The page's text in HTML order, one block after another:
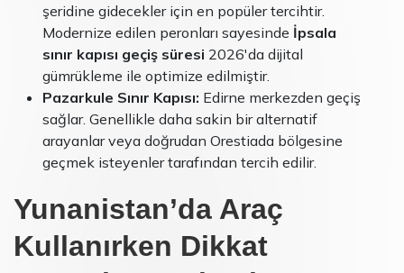
şeridine gidecekler için en popüler tercihtir.
Modernize edilen peronları sayesinde İpsala
sınır kapısı geçiş süresi 2026'da dijital
gümrükleme ile optimize edilmiştir.
Pazarkule Sınır Kapısı: Edirne merkezden geçiş
sağlar. Genellikle daha sakin bir alternatif
arayanlar veya doğrudan Orestiada bölgesine
geçmek isteyenler tarafından tercih edilir.
Yunanistan’da Araç
Kullanırken Dikkat